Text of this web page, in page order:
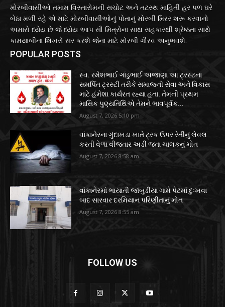
મોરબીવાસીઓ તમામ વિસ્તારોમની સચોટ અને તટસ્થ માહિતી હર પળ ઘરે
બેઠા મળી રહે એ માટે મોરબીવાસીઓનું પોતાનું મોરબી મિરર શરૂ કરવાનો
અમારો ધ્યેય છે જે ધ્યેય આપ સૌ મિત્રોના સાથ સહકારથી શ્રેષ્ઠતા સાથે
કામયાબીના શિખરો સર કરશે જેના માટે મોરબી ગૌરવ અનુભવશે.
POPULAR POSTS
સ્વ. રમેશભાઈ ગાંડુભાઈ અજાણા આ ટ્રસ્ટના
સમર્પિત ટ્રસ્ટી તરીકે સમાજની સેવા અને વિકાસ
માટે હંમેશા કાર્યરત રહ્યા હતા. તેમની પ્રથમ
માસિક પુણ્યતિથિએ તેમને ભાવપૂર્વક...
August 7, 2026 5:10 pm
વાંકાનેરના ગુંદાખડા ખાતે ટ્રક ઉપર રેતીનું લેવલ
કરતી વેળા વીજતાર અડી જતા ચાલકનું મોત
August 7, 2026 8:58 am
વાંકાનેરમાં ભાયાતી જાંબુડીયા ગામે પેટમાં દુઃખવા
બાદ સારવાર દરમિયાન પરિણીતાનું મોત
August 7, 2026 8:55 am
FOLLOW US